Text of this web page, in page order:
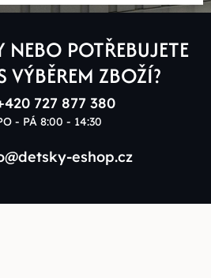
NEBO POTŘEBUJETE
VÝBĚREM ZBOŽÍ?
727 877 380
- PÁ 8:00 - 14:30
eshop.cz